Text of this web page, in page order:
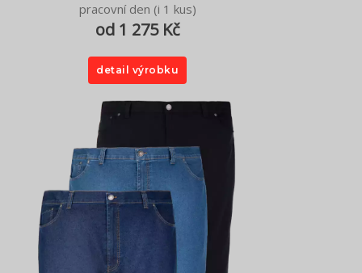
pracovní den (i 1 kus)
od 1 275 Kč
detail výrobku